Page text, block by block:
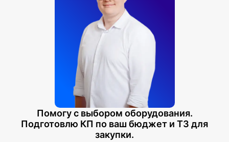
Помогу с выбором оборудования.
Подготовлю КП по ваш бюджет и ТЗ для
закупки.